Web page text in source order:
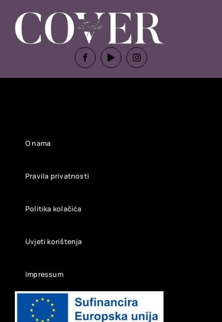
O nama
Pravila privatnosti
Politika kolačića
Uvjeti korištenja
Impressum